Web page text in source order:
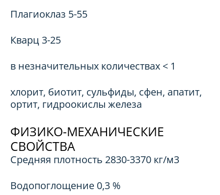
Плагиоклаз 5-55
Кварц 3-25
в незначительных количествах < 1
хлорит, биотит, сульфиды, сфен, апатит,
ортит, гидроокислы железа
ФИЗИКО-МЕХАНИЧЕСКИЕ
СВОЙСТВА
Средняя плотность 2830-3370 кг/м3
Водопоглощение 0,3 %